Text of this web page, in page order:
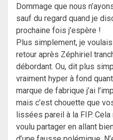
Dommage que nous
sauf du regard quand je
prochaine fois j’espère !
Plus simplement, je
retour après Zéphiriel
débordant. Ou, dit plus
vraiment hyper à fond
marque de fabrique j’ai
mais c’est chouette que
lissées pareil à la FIP. Cela
voulu partager en allant